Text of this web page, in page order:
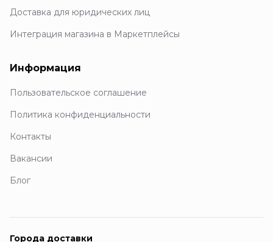
Доставка для юридических лиц
Интеграция магазина в Маркетплейсы
Информация
Пользовательское соглашение
Политика конфиденциальности
Контакты
Вакансии
Блог
Города доставки